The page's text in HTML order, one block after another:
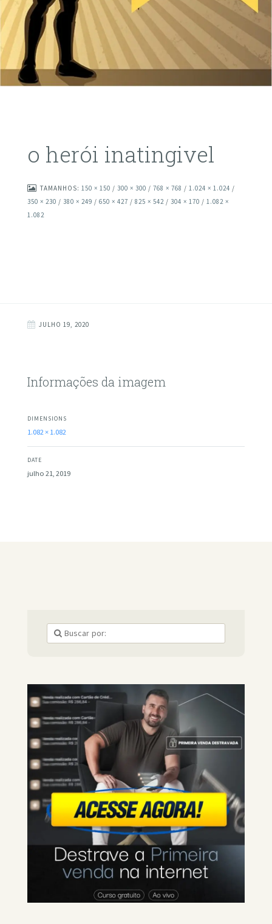
o herói inatingivel
TAMANHOS: 150 × 150 / 300 × 300 / 768 × 768 / 1.024 × 1.024 /
350 × 230 / 380 × 249 / 650 × 427 / 825 × 542 / 304 × 170 / 1.082 ×
1.082
JULHO 19, 2020
Informações da imagem
DIMENSIONS
1.082 × 1.082
DATE
julho 21, 2019